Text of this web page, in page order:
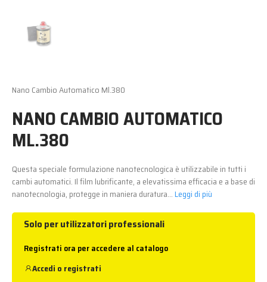
Nano Cambio Automatico Ml.380
NANO CAMBIO AUTOMATICO
ML.380
Questa speciale formulazione nanotecnologica è utilizzabile in tutti i
cambi automatici. Il film lubrificante, a elevatissima efficacia e a base di
nanotecnologia, protegge in maniera duratura...Leggi di più
Solo per utilizzatori professionali
Registrati ora per accedere al catalogo
Accedi o registrati